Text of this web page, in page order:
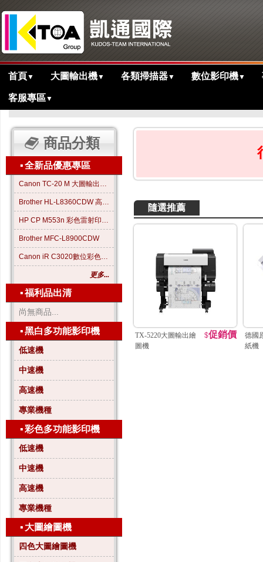
首頁▼ 大圖輸出機▼ 各類掃描器▼ 數位影印機▼
客服專區▼
主目錄
商品分類
▪全新品優惠專區
Canon TC-20 M 大圖輸出繪圖機
Brother HL-L8360CDW 高效彩色雷射印表機
HP CP M553n 彩色雷射印表機
Brother MFC-L8900CDW
Canon iR C3020數位彩色影印機
更多...
▪福利品出清
尚無商品...
▪黑白多功能影印機
低速機
中速機
高速機
專業機種
▪彩色多功能影印機
低速機
中速機
高速機
專業機種
▪ 大圖繪圖機
四色大圖繪圖機
隨選推薦
TX-5220大圖輸出繪
圖機
$促銷價
德國
紙機